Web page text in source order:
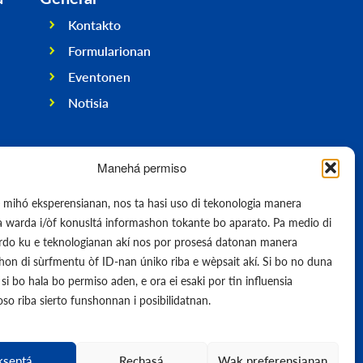
Manehá permiso
mihó eksperensianan, nos ta hasi uso di tekonologia manera
warda i/òf konusltá informashon tokante bo aparato. Pa medio di
ku e teknologianan akí nos por prosesá datonan manera
di sùrfmentu òf ID-nan úniko riba e wèpsait akí. Si bo no duna
bo hala bo permiso aden, e ora ei esaki por tin influensia
riba sierto funshonnan i posibilidatnan.
Kontakto
Formularionan
Eventonen
Notisia